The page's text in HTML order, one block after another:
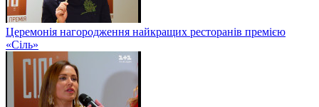
Церемонія нагородження найкращих ресторанів премією
«Сіль»